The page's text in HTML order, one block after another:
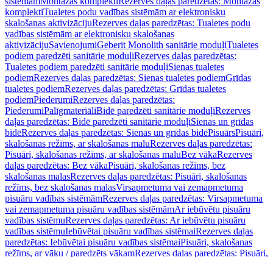
komplektiTualetes podu vadības sistēmām ar elektronisku
skalošanas aktivizācijuRezerves daļas paredzētas: Tualetes podu
vadības sistēmām ar elektronisku skalošanas
aktivizācijuSavienojumiGeberit Monolith sanitārie moduļiTualetes
podiem paredzēti sanitārie moduļiRezerves daļas paredzētas:
Tualetes podiem paredzēti sanitārie moduļiSienas tualetes
podiemRezerves daļas paredzētas: Sienas tualetes podiemGrīdas
tualetes podiemRezerves daļas paredzētas: Grīdas tualetes
podiemPiederumiRezerves daļas paredzētas:
PiederumiPalīgmateriāliBidē paredzēti sanitārie moduļiRezerves
daļas paredzētas: Bidē paredzēti sanitārie moduļiSienas un grīdas
bidēRezerves daļas paredzētas: Sienas un grīdas bidēPisuārsPisuāri,
skalošanas režīms, ar skalošanas maluRezerves daļas paredzētas:
Pisuāri, skalošanas režīms, ar skalošanas maluBez vākaRezerves
daļas paredzētas: Bez vākaPisuāri, skalošanas režīms, bez
skalošanas malasRezerves daļas paredzētas: Pisuāri, skalošanas
režīms, bez skalošanas malasVirsapmetuma vai zemapmetuma
pisuāru vadības sistēmāmRezerves daļas paredzētas: Virsapmetuma
vai zemapmetuma pisuāru vadības sistēmāmAr iebūvētu pisuāru
vadības sistēmuRezerves daļas paredzētas: Ar iebūvētu pisuāru
vadības sistēmuIebūvētai pisuāru vadības sistēmaiRezerves daļas
paredzētas: Iebūvētai pisuāru vadības sistēmaiPisuāri, skalošanas
režīms, ar vāku / paredzēts vākamRezerves daļas paredzētas: Pisuāri,